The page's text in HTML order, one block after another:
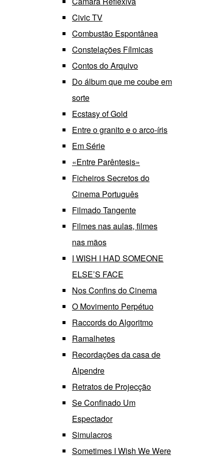
Civic TV
Combustão Espontânea
Constelações Fílmicas
Contos do Arquivo
Do álbum que me coube em
sorte
Ecstasy of Gold
Entre o granito e o arco-íris
Em Série
«Entre Parêntesis»
Ficheiros Secretos do
Cinema Português
Filmado Tangente
Filmes nas aulas, filmes
nas mãos
I WISH I HAD SOMEONE
ELSE’S FACE
Nos Confins do Cinema
O Movimento Perpétuo
Raccords do Algoritmo
Ramalhetes
Recordações da casa de
Alpendre
Retratos de Projecção
Se Confinado Um
Espectador
Simulacros
Sometimes I Wish We Were